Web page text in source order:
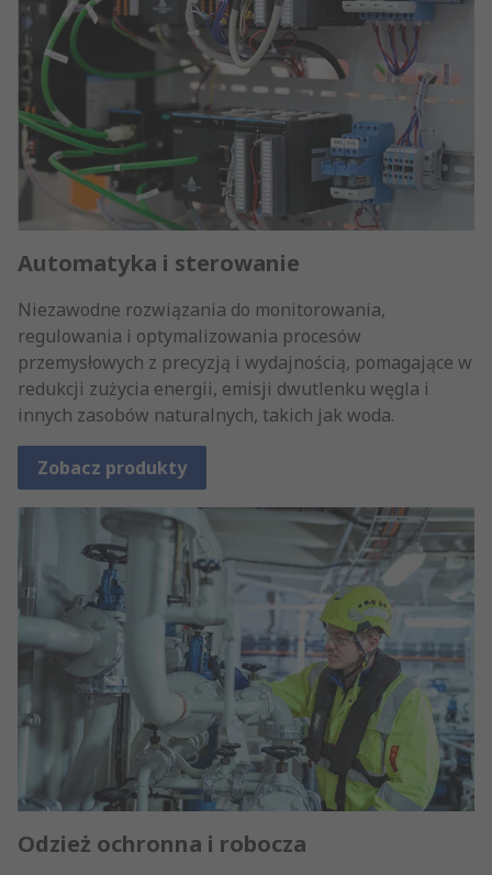
Automatyka i sterowanie
Niezawodne rozwiązania do monitorowania,
regulowania i optymalizowania procesów
przemysłowych z precyzją i wydajnością, pomagające w
redukcji zużycia energii, emisji dwutlenku węgla i
innych zasobów naturalnych, takich jak woda.
Zobacz produkty
Odzież ochronna i robocza